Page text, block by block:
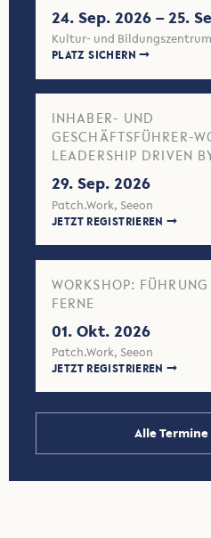
24. Sep. 2026 – 25.
Kultur- und
PLATZ SICHERN
INHABER- UND
GESCHÄFTSFÜHRER-
LEADERSHIP DRIVEN
29. Sep. 2026
Patch.Work, Seeon
JETZT REGISTRIEREN
WORKSHOP:
FERNE
01. Okt. 2026
Patch.Work, Seeon
JETZT REGISTRIEREN
Alle